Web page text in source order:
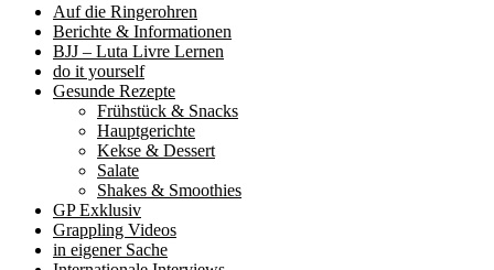
Auf die Ringerohren
Berichte & Informationen
BJJ – Luta Livre Lernen
do it yourself
Gesunde Rezepte
Frühstück & Snacks
Hauptgerichte
Kekse & Dessert
Salate
Shakes & Smoothies
GP Exklusiv
Grappling Videos
in eigener Sache